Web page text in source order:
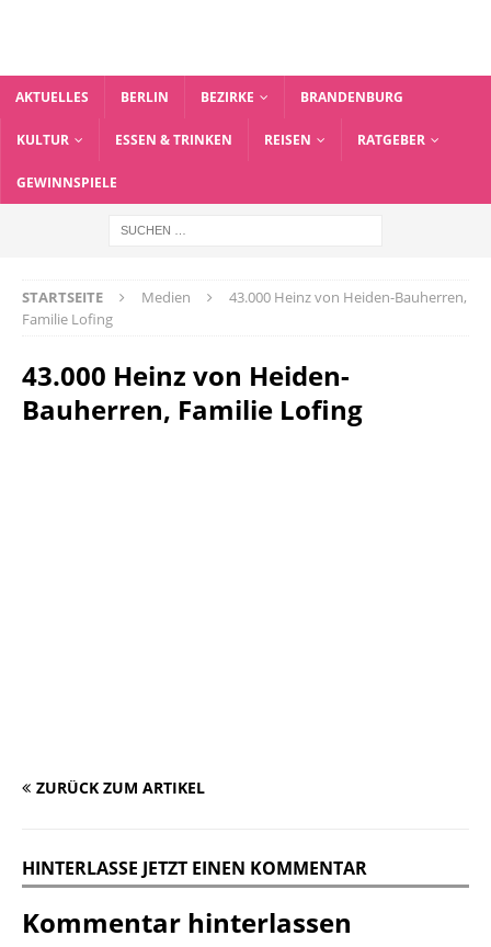
AKTUELLES BERLIN BEZIRKE BRANDENBURG
KULTUR ESSEN & TRINKEN REISEN RATGEBER
GEWINNSPIELE
STARTSEITE Medien
43.000 Heinz von Heiden-Bauherren,
Familie Lofing
43.000 Heinz von Heiden-
Bauherren, Familie Lofing
ZURÜCK ZUM ARTIKEL
HINTERLASSE JETZT EINEN KOMMENTAR
Kommentar hinterlassen